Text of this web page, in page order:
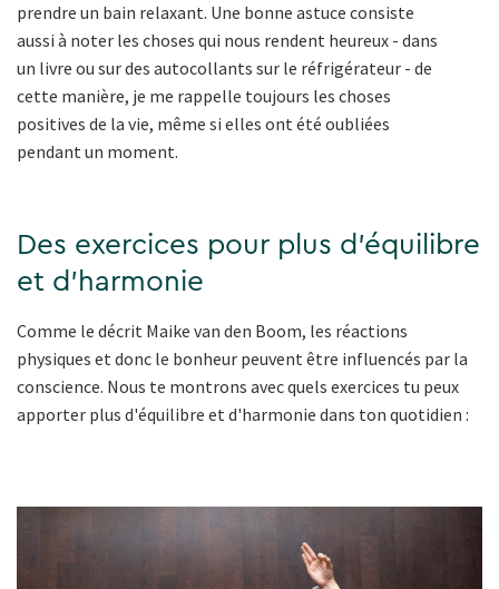
prendre un bain relaxant. Une bonne astuce consiste
aussi à noter les choses qui nous rendent heureux - dans
un livre ou sur des autocollants sur le réfrigérateur - de
cette manière, je me rappelle toujours les choses
positives de la vie, même si elles ont été oubliées
pendant un moment.
Des exercices pour plus d'équilibre
et d'harmonie
Comme le décrit Maike van den Boom, les réactions
physiques et donc le bonheur peuvent être influencés par la
conscience. Nous te montrons avec quels exercices tu peux
apporter plus d'équilibre et d'harmonie dans ton quotidien :